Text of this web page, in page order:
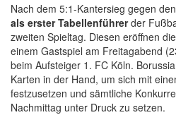
Nach dem 5:1-Kantersieg gegen
als erster Tabellenführerder
zweiten Spieltag. Diesen eröffnen
einem Gastspiel am Freitagabend
beim Aufsteiger 1. FC Köln.
Karten in der Hand, um sich mit
festzusetzen und sämtliche
Nachmittag unter Druck zu setzen.